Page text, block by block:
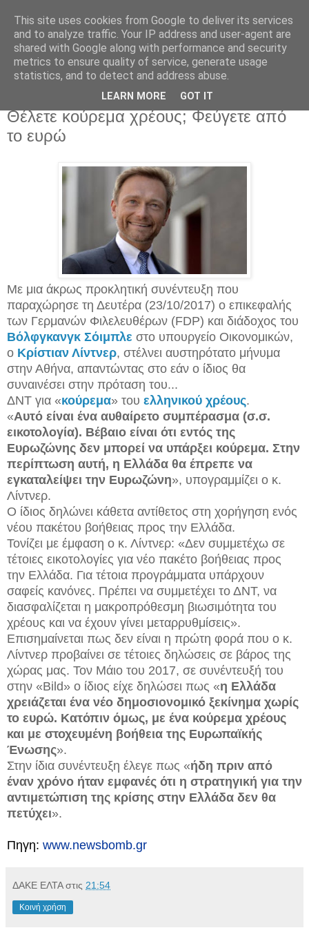
Δευτέρα 23 Οκτωβρίου 2017
Εκβιάζει ο διάδοχος του Σόιμπλε:
Θέλετε κούρεμα χρέους; Φεύγετε από
το ευρώ
Με μια άκρως προκλητική συνέντευξη που
παραχώρησε τη Δευτέρα (23/10/2017) ο επικεφαλής
των Γερμανών Φιλελευθέρων (FDP) και διάδοχος του
Βόλφγκανγκ Σόιμπλε στο υπουργείο Οικονομικών,
ο Κρίστιαν Λίντνερ, στέλνει αυστηρότατο μήνυμα
στην Αθήνα, απαντώντας στο εάν ο ίδιος θα
συναινέσει στην πρόταση του...
ΔΝΤ για «κούρεμα» του ελληνικού χρέους.
«Αυτό είναι ένα αυθαίρετο συμπέρασμα (σ.σ.
εικοτολογία). Βέβαιο είναι ότι εντός της
Ευρωζώνης δεν μπορεί να υπάρξει κούρεμα. Στην
περίπτωση αυτή, η Ελλάδα θα έπρεπε να
εγκαταλείψει την Ευρωζώνη», υπογραμμίζει ο κ.
Λίντνερ.
Ο ίδιος δηλώνει κάθετα αντίθετος στη χορήγηση ενός
νέου πακέτου βοήθειας προς την Ελλάδα.
Τονίζει με έμφαση ο κ. Λίντνερ: «Δεν συμμετέχω σε
τέτοιες εικοτολογίες για νέο πακέτο βοήθειας προς
την Ελλάδα. Για τέτοια προγράμματα υπάρχουν
σαφείς κανόνες. Πρέπει να συμμετέχει το ΔΝΤ, να
διασφαλίζεται η μακροπρόθεσμη βιωσιμότητα του
χρέους και να έχουν γίνει μεταρρυθμίσεις».
Επισημαίνεται πως δεν είναι η πρώτη φορά που ο κ.
Λίντνερ προβαίνει σε τέτοιες δηλώσεις σε βάρος της
χώρας μας. Τον Μάιο του 2017, σε συνέντευξή του
στην «Bild» ο ίδιος είχε δηλώσει πως «η Ελλάδα
χρειάζεται ένα νέο δημοσιονομικό ξεκίνημα χωρίς
το ευρώ. Κατόπιν όμως, με ένα κούρεμα χρέους
και με στοχευμένη βοήθεια της Ευρωπαϊκής
Ένωσης».
Στην ίδια συνέντευξη έλεγε πως «ήδη πριν από
έναν χρόνο ήταν εμφανές ότι η στρατηγική για την
αντιμετώπιση της κρίσης στην Ελλάδα δεν θα
πετύχει».
Πηγη: www.newsbomb.gr
ΔΑΚΕ ΕΛΤΑ στις 21:54
Κοινή χρήση
This site uses cookies from Google to deliver its services
and to analyze traffic. Your IP address and user-agent are
shared with Google along with performance and security
metrics to ensure quality of service, generate usage
statistics, and to detect and address abuse.
LEARN MORE GOT IT